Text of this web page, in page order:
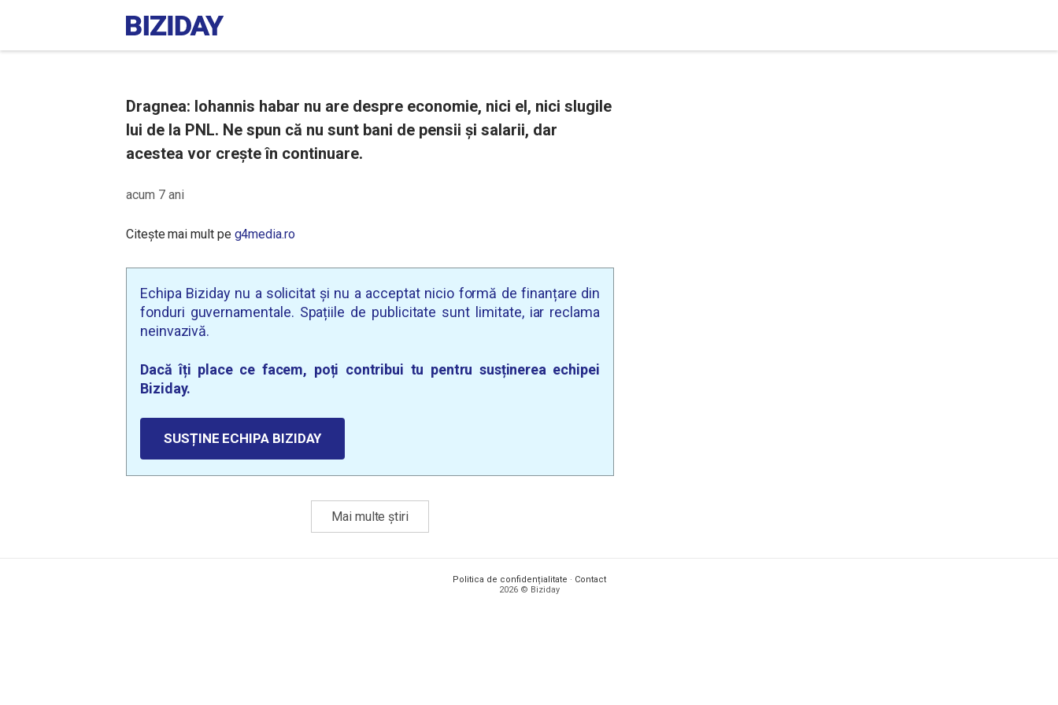
Dragnea: Iohannis habar nu are despre economie, nici el, nici slugile
lui de la PNL. Ne spun că nu sunt bani de pensii și salarii, dar
acestea vor crește în continuare.
acum 7 ani
Citește mai mult pe g4media.ro
Echipa Biziday nu a solicitat și nu a acceptat nicio formă de finanțare din
fonduri guvernamentale. Spațiile de publicitate sunt limitate, iar reclama
neinvazivă.
Dacă îți place ce facem, poți contribui tu pentru susținerea echipei
Biziday.
SUSȚINE ECHIPA BIZIDAY
Mai multe știri
Politica de confidențialitate · Contact
2026 © Biziday